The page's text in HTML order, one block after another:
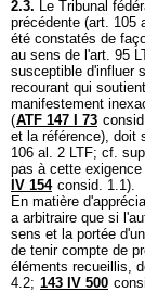
2.3. Le Tribunal
précédente (art. 105
été constatés de
au sens de l'art. 95
susceptible d'influer
recourant qui
manifestement
(ATF 147 I 73
et la référence), doit
106 al. 2 LTF; cf.
pas à cette
IV 154 consid. 1.1).
En matière
a arbitraire que si
sens et la portée
de tenir compte de
éléments recueillis,
4.2; 143 IV 500